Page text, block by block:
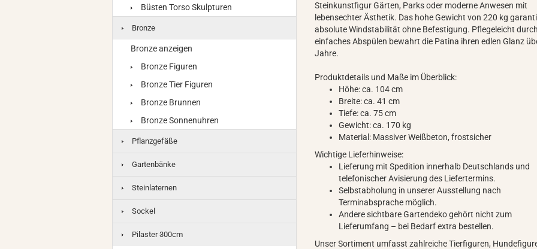
Steinkunstfigur Gärten, Parks oder moderne Anwesen mit
lebensechter Ästhetik. Das hohe Gewicht von 220 kg
absolute Windstabilität ohne Befestigung. Pflegeleicht
einfaches Abspülen bewahrt die Patina ihren edlen Glanz
Jahre.
Produktdetails und Maße im Überblick:
Höhe: ca. 104 cm
Breite: ca. 41 cm
Tiefe: ca. 75 cm
Gewicht: ca. 170 kg
Material: Massiver Weißbeton, frostsicher
Wichtige Lieferhinweise:
Lieferung mit Spedition innerhalb Deutschlands und
telefonischer Avisierung des Liefertermins.
Selbstabholung in unserer Ausstellung nach
Terminabsprache möglich.
Andere sichtbare Gartendeko gehört nicht zum
Lieferumfang – bei Bedarf extra bestellen.
Unser Sortiment umfasst zahlreiche Tierfiguren,
Büsten Torso Skulpturen
Bronze
Bronze anzeigen
Bronze Figuren
Bronze Tier Figuren
Bronze Brunnen
Bronze Sonnenuhren
Pflanzgefäße
Gartenbänke
Steinlaternen
Sockel
Pilaster 300cm